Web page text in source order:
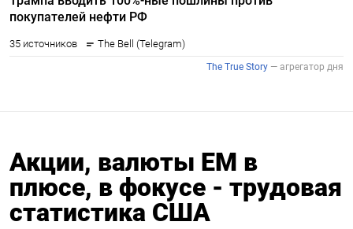
Акции, валюты ЕМ в
плюсе, в фокусе - трудовая
статистика США